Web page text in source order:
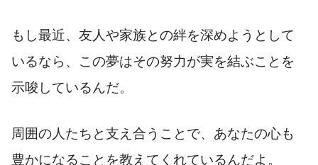
もし最近、友人や家族との絆を深めようとして
いるなら、この夢はその努力が実を結ぶことを
示唆しているんだ。
周囲の人たちと支え合うことで、あなたの心も
豊かになることを教えてくれているんだよ。